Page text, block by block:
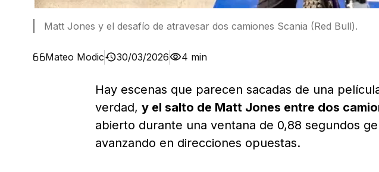
Matt Jones y el desafío de atravesar dos camiones Scania (Red Bull).
Mateo Modic 30/03/2026 4 min
Hay escenas que parecen sacadas de una
verdad, y el salto de Matt Jones entre dos
abierto durante una ventana de 0,88 segundos
avanzando en direcciones opuestas.